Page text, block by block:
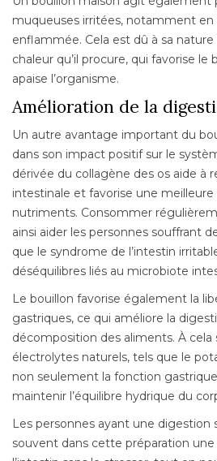
muqueuses irritées, notamment en
enflammée. Cela est dû à sa
chaleur qu’il procure, qui favorise
apaise l’organisme.
Amélioration de la
Un autre avantage important du
dans son impact positif sur le
dérivée du collagène des os aide à
intestinale et favorise une
nutriments. Consommer
ainsi aider les personnes souffrant
que le syndrome de l’intestin
déséquilibres liés au microbiote
Le bouillon favorise également la
gastriques, ce qui améliore la
décomposition des aliments. À cela
électrolytes naturels, tels que le
non seulement la fonction
maintenir l’équilibre hydrique du
Les personnes ayant une digestion
souvent dans cette préparation